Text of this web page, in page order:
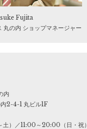
Fujita
丸の内 ショップマネージャー
内
2-4-1 丸ビル1F
）／11:00～20:00（日・祝）